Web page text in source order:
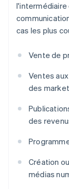
l'intermédiaire
cas les plus
Vente de
Ventes
des
des
Création
médias